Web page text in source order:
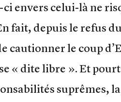
envers celui-là ne
fait, depuis le refus
le coup
« dite libre ». Et
suprêmes,